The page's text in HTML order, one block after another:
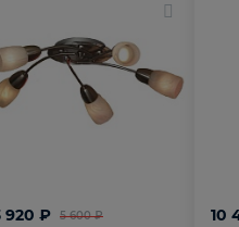
5 600 ₽
920 ₽ 10